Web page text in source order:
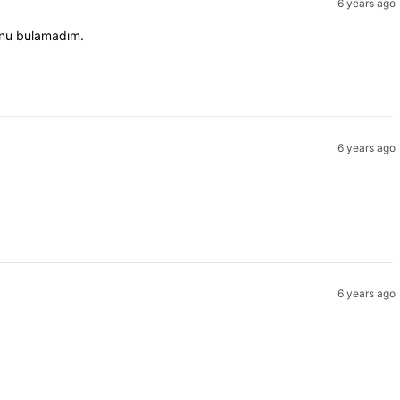
6 years ago
bulamadım.
6 years ago
6 years ago